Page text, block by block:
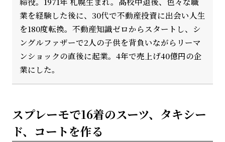
業を経験した後に、30代で不動産投資に出会い人生
を180度転換。不動産知識ゼロからスタートし、シ
ングルファザーで2人の子供を背負いながらリーマ
ンショックの直後に起業。4年で売上げ40億円の企
業にした。
スプレーモで16着のスーツ、タキシー
ド、コートを作る